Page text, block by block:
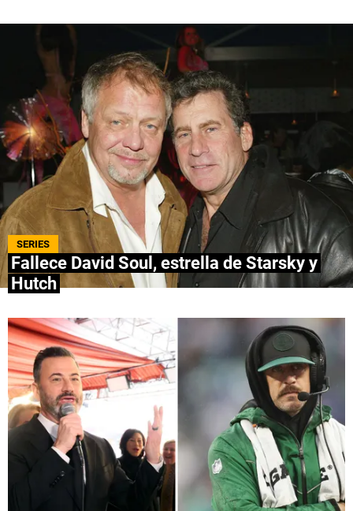
CONTACTO |
Escribe en Spoiler
Términos y Condiciones
Políticas de Privacidad
Política Editorial
Ad Choices
Bolavip, al igual que Futbol Sites, es una
compañía perteneciente a Better Collective.
Todos los derechos reservados.
SERIES
Fallece David Soul, estrella de Starsky y
Hutch